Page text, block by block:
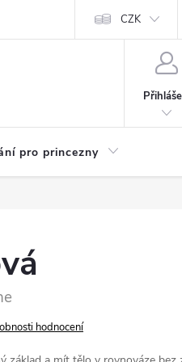
CZK
pro princezny
hodnocení